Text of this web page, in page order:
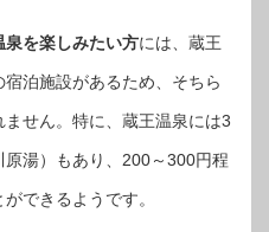
泉を楽しみたい方には、蔵王
泊施設があるため、そちら
せん。特に、蔵王温泉には3
湯）もあり、200～300円程
できるようです。